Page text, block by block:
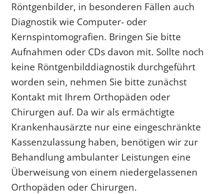
Röntgenbilder, in besonderen Fällen auch
Diagnostik wie Computer- oder
Kernspintomografien. Bringen Sie bitte
Aufnahmen oder CDs davon mit. Sollte noch
keine Röntgenbilddiagnostik durchgeführt
worden sein, nehmen Sie bitte zunächst
Kontakt mit Ihrem Orthopäden oder
Chirurgen auf. Da wir als ermächtigte
Krankenhausärzte nur eine eingeschränkte
Kassenzulassung haben, benötigen wir zur
Behandlung ambulanter Leistungen eine
Überweisung von einem niedergelassenen
Orthopäden oder Chirurgen.